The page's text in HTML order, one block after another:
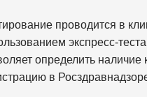
проводится в
экспресс-
определить
в